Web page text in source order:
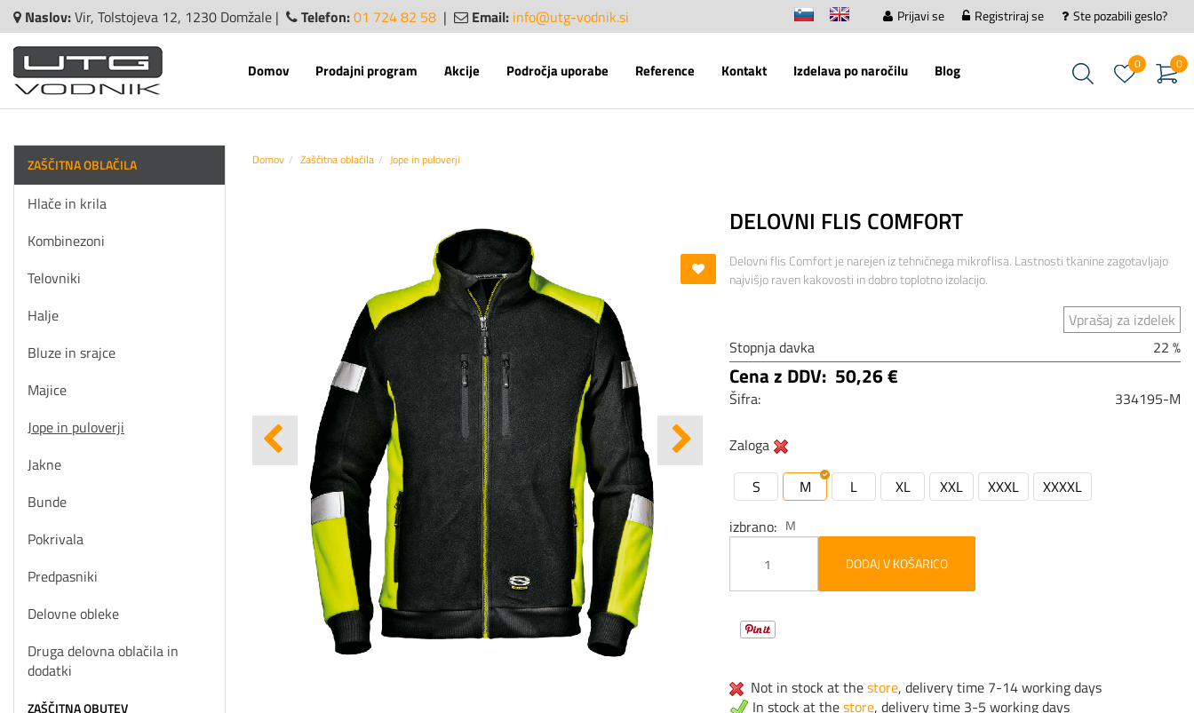
Naslov:Vir, Tolstojeva 12, 1230 Domžale | Telefon:01 724 82 58 | Email: info@utg-vodnik.si Prijavi se Registriraj se Ste pozabili geslo?
Domov Prodajni program Akcije Področja uporabe Reference Kontakt Izdelava po naročilu Blog 0
0
ZAŠČITNA OBLAČILA
Hlače in krila
Kombinezoni
Telovniki
Halje
Bluze in srajce
Majice
Jope in puloverji
Jakne
Bunde
Pokrivala
Predpasniki
Delovne obleke
Druga delovna oblačila in
dodatki
ZAŠČITNA OBUTEV
Domov Zaščitna oblačila Jope in puloverji
DELOVNI FLIS COMFORT
Delovni flis Comfort je narejen iz tehničnega mikroflisa. Lastnosti tkanine zagotavljajo
najvišjo raven kakovosti in dobro toplotno izolacijo.
Vprašaj za izdelek
Stopnja davka
22 %
Cena z DDV: 50,26 €
Šifra: 334195-M
Zaloga
S
M L XL XXL XXXL
XXXXL
izbrano
M
DODAJ V KOŠARICO
Not in stock at thestore, delivery time 7-14 working days
In stock at thestore, delivery time 3-5 working days